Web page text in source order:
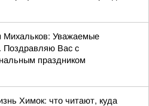
Михальков: Уважаемые
Поздравляю Вас с
праздником
Химок: что читают, куда